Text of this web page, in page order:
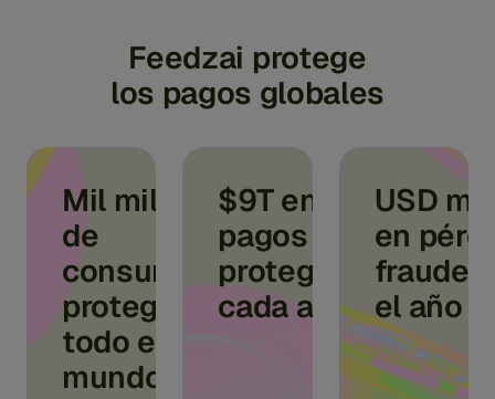
Feedzai protege
los pagos globales
Mil millones
de
consumidores
protegidos en
todo el
mundo
$9T en
pagos
protegidos
cada año
USD
en
fraude
el año